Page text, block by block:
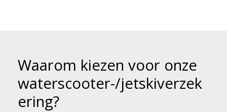
Waarom kiezen voor onze
waterscooter-/jetskiverzek
ering?